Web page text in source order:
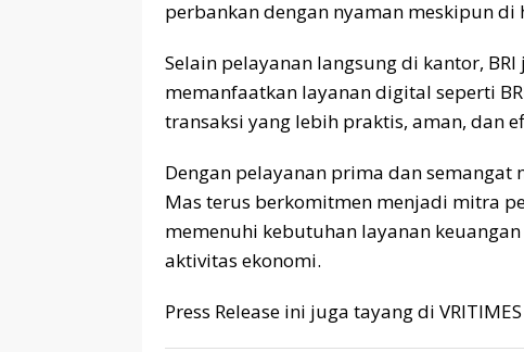
perbankan dengan nyaman meskipun di
Selain pelayanan langsung di kantor,
memanfaatkan layanan digital seperti
transaksi yang lebih praktis, aman, dan
Dengan pelayanan prima dan semangat
Mas terus berkomitmen menjadi mitra
memenuhi kebutuhan layanan
aktivitas ekonomi.
Press Release ini juga tayang di VRITIMES